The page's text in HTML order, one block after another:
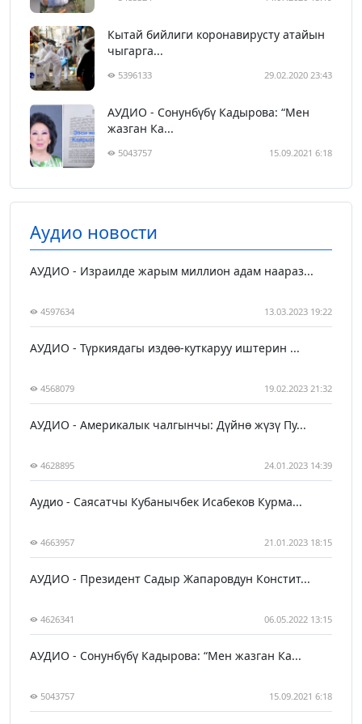
Кытай бийлиги коронавирусту атайын
чыгарга...
5396133 29.02.2020 23:43
АУДИО - Сонунбүбү Кадырова: “Мен
жазган Ка...
5043757 15.09.2021 6:18
Аудио новости
АУДИО - Израилде жарым миллион адам наараз...
4597634 13.03.2023 19:22
АУДИО - Түркиядагы издөө-куткаруу иштерин ...
4568079 19.02.2023 21:32
АУДИО - Америкалык чалгынчы: Дүйнө жүзү Пу...
4628895 24.01.2023 14:39
Аудио - Саясатчы Кубанычбек Исабеков Курма...
4663957 21.01.2023 18:15
АУДИО - Президент Садыр Жапаровдун Констит...
4626341 06.05.2022 13:15
АУДИО - Сонунбүбү Кадырова: “Мен жазган Ка...
5043757 15.09.2021 6:18